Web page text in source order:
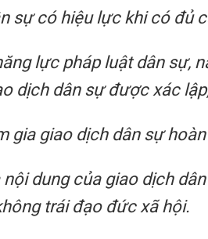
sự có hiệu lực khi có đủ
lực pháp luật dân sự,
dịch dân sự được xác
gia giao dịch dân sự
dung của giao dịch
trái đạo đức xã hội.